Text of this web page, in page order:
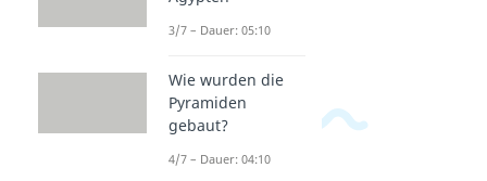
3/7 – Dauer: 05:10
Wie wurden die
Pyramiden
gebaut?
4/7 – Dauer: 04:10